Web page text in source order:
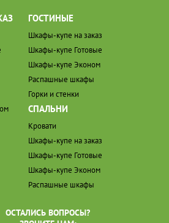
ГОСТИНЫЕ
Шкафы-купе на заказ
Шкафы-купе Готовые
Шкафы-купе Эконом
Распашные шкафы
Горки и стенки
СПАЛЬНИ
Кровати
Шкафы-купе на заказ
Шкафы-купе Готовые
Шкафы-купе Эконом
Распашные шкафы
ОСТАЛИСЬ ВОПРОСЫ?